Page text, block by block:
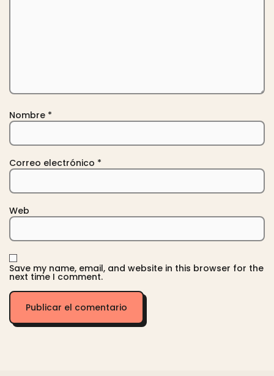
Nombre *
Correo electrónico *
Web
Save my name, email, and website in this browser for the
next time I comment.